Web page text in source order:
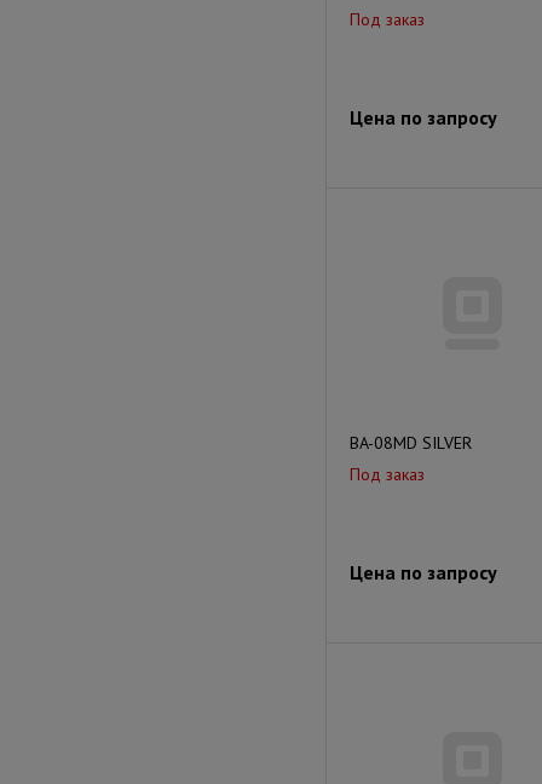
Под заказ
Цена по запросу
BA-08MD SILVER
Под заказ
Цена по запросу